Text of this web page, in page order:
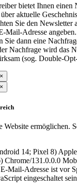
bietet Ihnen einen
aktuelle
Sie den Newsletter
Mail-Adresse
Sie dann eine
Nachfrage wird das
(sog. Double-
×
×
Website ermöglichen.
14; Pixel 8)
131.0.0.0
Mail-Adresse ist vor
eingeschaltet